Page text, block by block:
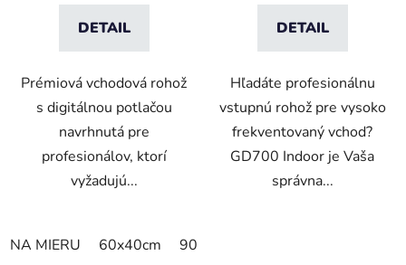
DETAIL
Prémiová vchodová rohož
s digitálnou potlačou
navrhnutá pre
profesionálov, ktorí
vyžadujú...
NA MIERU 60x40cm 90x60cm
DETAIL
Hľadáte profesionálnu
vstupnú rohož pre vysoko
frekventovaný vchod?
GD700 Indoor je Vaša
správna...